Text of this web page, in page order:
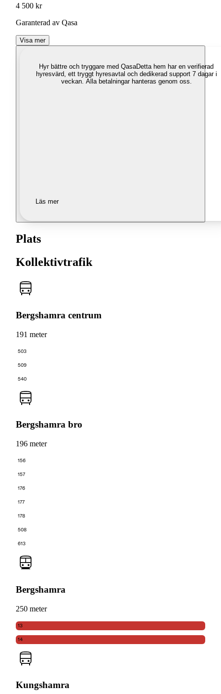
4 500 kr
Garanterad av Qasa
Visa mer
Hyr bättre och tryggare med QasaDetta hem har en verifierad
hyresvärd, ett tryggt hyresavtal och dedikerad support 7 dagar i
veckan. Alla betalningar hanteras genom oss.
Läs mer
Plats
Kollektivtrafik
Bergshamra centrum
191 meter
503
509
540
Bergshamra bro
196 meter
156
157
176
177
178
508
613
Bergshamra
250 meter
13
14
Kungshamra